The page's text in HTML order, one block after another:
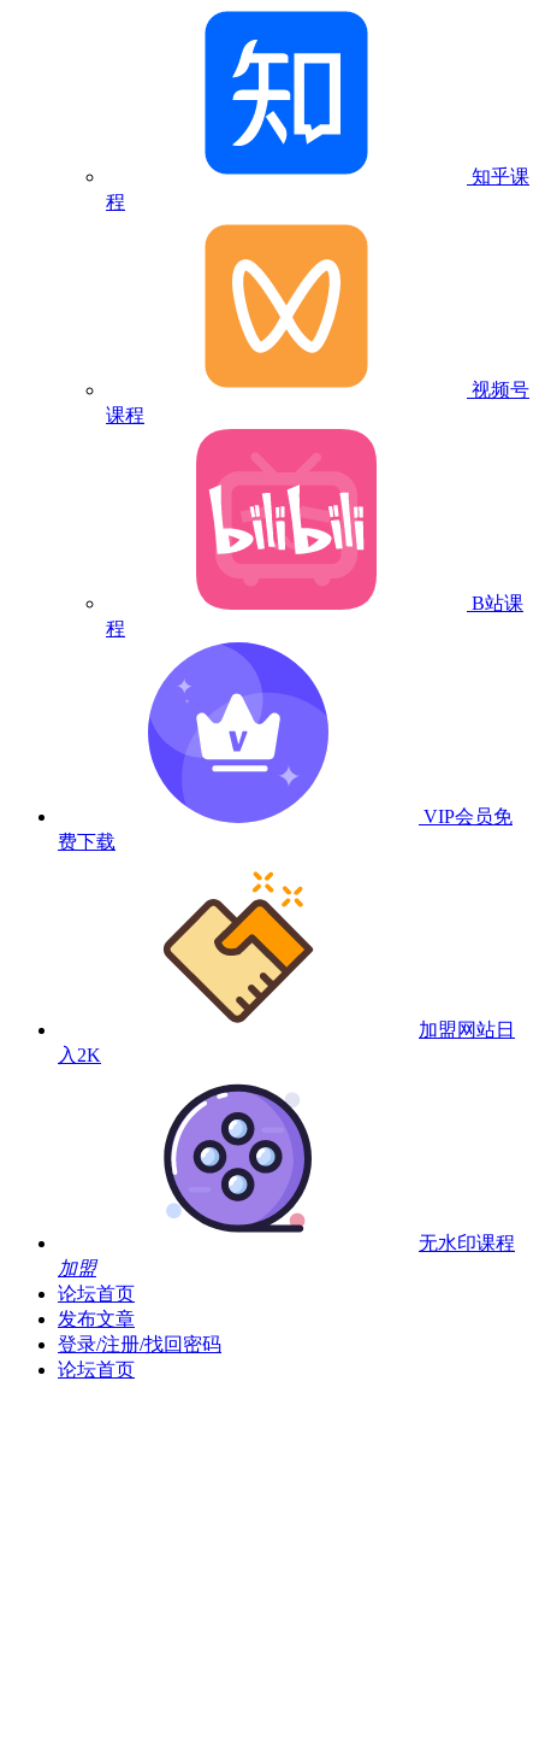
知乎课
程
视频号
课程
B站课
程
VIP会员免
费下载
加盟网站日
入2K
无水印课程
加盟
论坛首页
发布文章
登录/注册/找回密码
论坛首页